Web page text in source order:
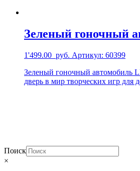
Зеленый гоночный
1'499.00 руб. Артикул: 60399
Зеленый гоночный автомобиль
дверь в мир творческих игр для
Поиск
×